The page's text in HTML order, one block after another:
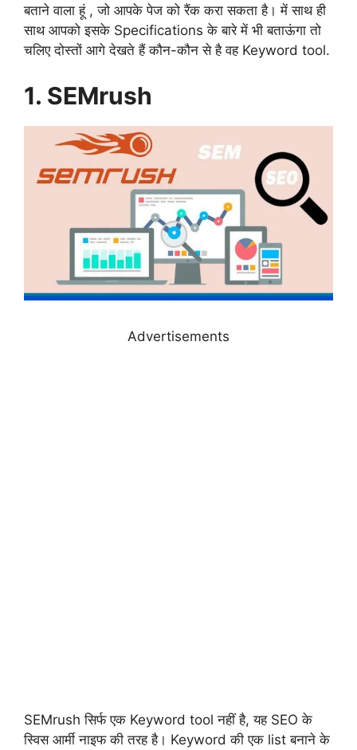
बताने वाला हूं , जो आपके पेज को रैंक करा सकता है। में साथ ही
साथ आपको इसके Specifications के बारे में भी बताऊंगा तो
चलिए दोस्तों आगे देखते हैं कौन-कौन से है वह Keyword tool.
1. SEMrush
Advertisements
SEMrush सिर्फ एक Keyword tool नहीं है, यह SEO के
स्विस आर्मी नाइफ की तरह है। Keyword की एक list बनाने के